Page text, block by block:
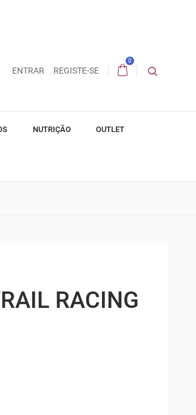
ENTRAR REGISTE-SE
0
NUTRIÇÃO OUTLET
RACING